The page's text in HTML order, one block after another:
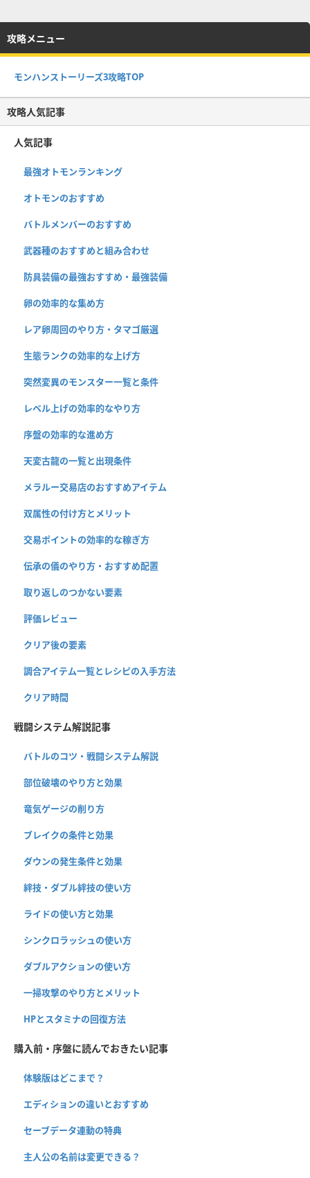
攻略メニュー
モンハンストーリーズ3攻略TOP
攻略人気記事
人気記事
最強オトモンランキング
オトモンのおすすめ
バトルメンバーのおすすめ
武器種のおすすめと組み合わせ
防具装備の最強おすすめ・最強装備
卵の効率的な集め方
レア卵周回のやり方・タマゴ厳選
生態ランクの効率的な上げ方
突然変異のモンスター一覧と条件
レベル上げの効率的なやり方
序盤の効率的な進め方
天変古龍の一覧と出現条件
メラルー交易店のおすすめアイテム
双属性の付け方とメリット
交易ポイントの効率的な稼ぎ方
伝承の儀のやり方・おすすめ配置
取り返しのつかない要素
評価レビュー
クリア後の要素
調合アイテム一覧とレシピの入手方法
クリア時間
戦闘システム解説記事
バトルのコツ・戦闘システム解説
部位破壊のやり方と効果
竜気ゲージの削り方
ブレイクの条件と効果
ダウンの発生条件と効果
絆技・ダブル絆技の使い方
ライドの使い方と効果
シンクロラッシュの使い方
ダブルアクションの使い方
一掃攻撃のやり方とメリット
HPとスタミナの回復方法
購入前・序盤に読んでおきたい記事
体験版はどこまで？
エディションの違いとおすすめ
セーブデータ連動の特典
主人公の名前は変更できる？